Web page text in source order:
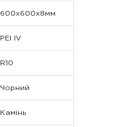
600х600х8мм
PEI IV
R10
Чорний
Камінь